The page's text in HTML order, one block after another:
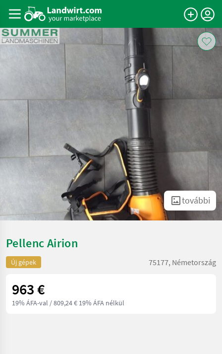
további
Pellenc Airion
Új gépek 75177, Németország
963 €
19% ÁFA-val / 809,24 € 19% ÁFA nélkül